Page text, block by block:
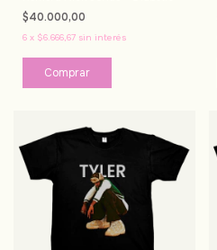
$40.000,00
6 x $6.666,67 sin interés
Comprar